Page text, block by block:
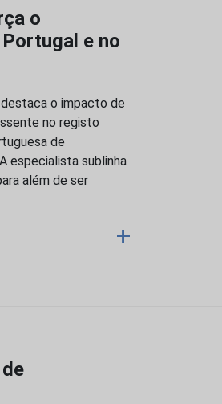
o
e no
o impacto de
no registo
de
especialista sublinha
além de ser
+